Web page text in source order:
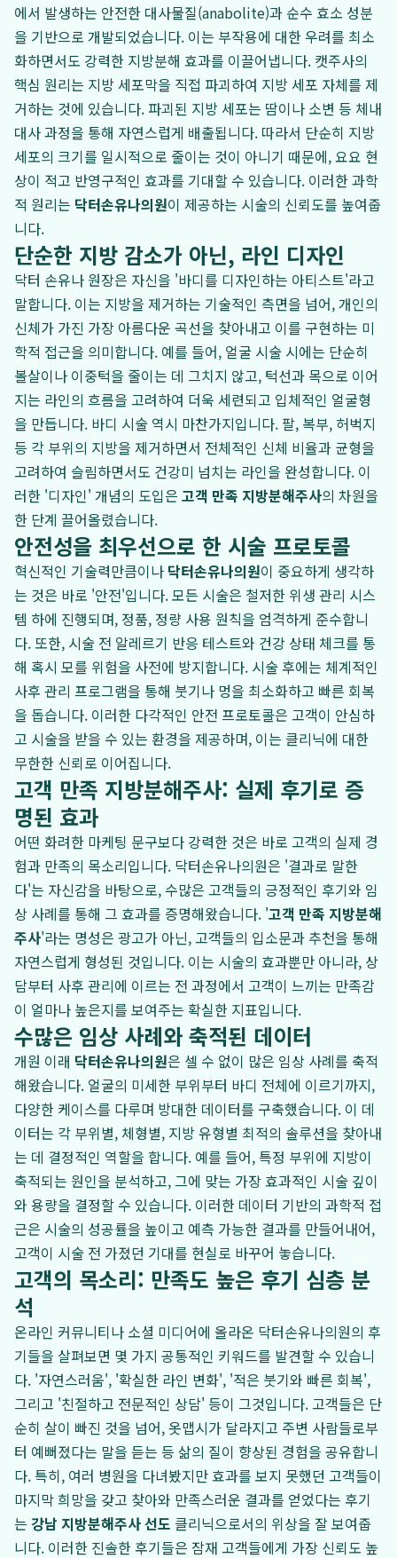
에서 발생하는 안전한 대사물질(anabolite)과 순수 효소 성분
을 기반으로 개발되었습니다. 이는 부작용에 대한 우려를 최소
화하면서도 강력한 지방분해 효과를 이끌어냅니다. 캣주사의
핵심 원리는 지방 세포막을 직접 파괴하여 지방 세포 자체를 제
거하는 것에 있습니다. 파괴된 지방 세포는 땀이나 소변 등 체내
대사 과정을 통해 자연스럽게 배출됩니다. 따라서 단순히 지방
세포의 크기를 일시적으로 줄이는 것이 아니기 때문에, 요요 현
상이 적고 반영구적인 효과를 기대할 수 있습니다. 이러한 과학
적 원리는 닥터손유나의원이 제공하는 시술의 신뢰도를 높여줍
니다.
단순한 지방 감소가 아닌, 라인 디자인
닥터 손유나 원장은 자신을 '바디를 디자인하는 아티스트'라고
말합니다. 이는 지방을 제거하는 기술적인 측면을 넘어, 개인의
신체가 가진 가장 아름다운 곡선을 찾아내고 이를 구현하는 미
학적 접근을 의미합니다. 예를 들어, 얼굴 시술 시에는 단순히
볼살이나 이중턱을 줄이는 데 그치지 않고, 턱선과 목으로 이어
지는 라인의 흐름을 고려하여 더욱 세련되고 입체적인 얼굴형
을 만듭니다. 바디 시술 역시 마찬가지입니다. 팔, 복부, 허벅지
등 각 부위의 지방을 제거하면서 전체적인 신체 비율과 균형을
고려하여 슬림하면서도 건강미 넘치는 라인을 완성합니다. 이
러한 '디자인' 개념의 도입은 고객 만족 지방분해주사의 차원을
한 단계 끌어올렸습니다.
안전성을 최우선으로 한 시술 프로토콜
혁신적인 기술력만큼이나 닥터손유나의원이 중요하게 생각하
는 것은 바로 '안전'입니다. 모든 시술은 철저한 위생 관리 시스
템 하에 진행되며, 정품, 정량 사용 원칙을 엄격하게 준수합니
다. 또한, 시술 전 알레르기 반응 테스트와 건강 상태 체크를 통
해 혹시 모를 위험을 사전에 방지합니다. 시술 후에는 체계적인
사후 관리 프로그램을 통해 붓기나 멍을 최소화하고 빠른 회복
을 돕습니다. 이러한 다각적인 안전 프로토콜은 고객이 안심하
고 시술을 받을 수 있는 환경을 제공하며, 이는 클리닉에 대한
무한한 신뢰로 이어집니다.
고객 만족 지방분해주사: 실제 후기로 증
명된 효과
어떤 화려한 마케팅 문구보다 강력한 것은 바로 고객의 실제 경
험과 만족의 목소리입니다. 닥터손유나의원은 '결과로 말한
다'는 자신감을 바탕으로, 수많은 고객들의 긍정적인 후기와 임
상 사례를 통해 그 효과를 증명해왔습니다. '고객 만족 지방분해
주사'라는 명성은 광고가 아닌, 고객들의 입소문과 추천을 통해
자연스럽게 형성된 것입니다. 이는 시술의 효과뿐만 아니라, 상
담부터 사후 관리에 이르는 전 과정에서 고객이 느끼는 만족감
이 얼마나 높은지를 보여주는 확실한 지표입니다.
수많은 임상 사례와 축적된 데이터
개원 이래 닥터손유나의원은 셀 수 없이 많은 임상 사례를 축적
해왔습니다. 얼굴의 미세한 부위부터 바디 전체에 이르기까지,
다양한 케이스를 다루며 방대한 데이터를 구축했습니다. 이 데
이터는 각 부위별, 체형별, 지방 유형별 최적의 솔루션을 찾아내
는 데 결정적인 역할을 합니다. 예를 들어, 특정 부위에 지방이
축적되는 원인을 분석하고, 그에 맞는 가장 효과적인 시술 깊이
와 용량을 결정할 수 있습니다. 이러한 데이터 기반의 과학적 접
근은 시술의 성공률을 높이고 예측 가능한 결과를 만들어내어,
고객이 시술 전 가졌던 기대를 현실로 바꾸어 놓습니다.
고객의 목소리: 만족도 높은 후기 심층 분
석
온라인 커뮤니티나 소셜 미디어에 올라온 닥터손유나의원의 후
기들을 살펴보면 몇 가지 공통적인 키워드를 발견할 수 있습니
다. '자연스러움', '확실한 라인 변화', '적은 붓기와 빠른 회복',
그리고 '친절하고 전문적인 상담' 등이 그것입니다. 고객들은 단
순히 살이 빠진 것을 넘어, 옷맵시가 달라지고 주변 사람들로부
터 예뻐졌다는 말을 듣는 등 삶의 질이 향상된 경험을 공유합니
다. 특히, 여러 병원을 다녀봤지만 효과를 보지 못했던 고객들이
마지막 희망을 갖고 찾아와 만족스러운 결과를 얻었다는 후기
는 강남 지방분해주사 선도 클리닉으로서의 위상을 잘 보여줍
니다. 이러한 진솔한 후기들은 잠재 고객들에게 가장 신뢰도 높